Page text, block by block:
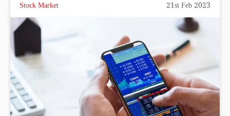
Stock Market 21st Feb 2023